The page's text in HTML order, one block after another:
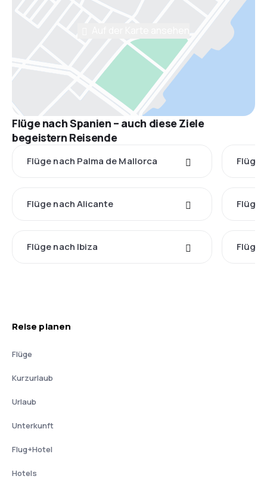
Flüge nach Spanien – auch diese Ziele
begeistern Reisende
Flüge nach Palma de Mallorca Flüge
Flüge nach Alicante Flüge
Flüge nach Ibiza Flüge
Reise planen
Flüge
Kurzurlaub
Urlaub
Unterkunft
Flug+Hotel
Hotels